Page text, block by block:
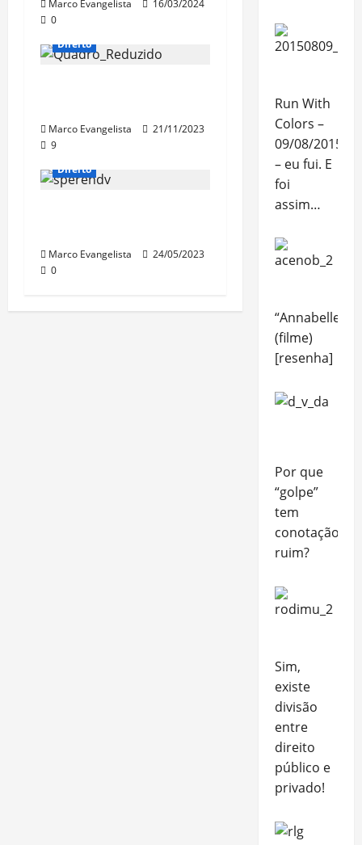
Marco Evangelista
16/03/2024
0
Direito
Marco Evangelista
21/11/2023
9
Direito
Marco Evangelista
24/05/2023
0
Run With
Colors –
09/08/2015
– eu fui. E
foi
assim…
“Annabelle”
(filme)
[resenha]
Por que
“golpe”
tem
conotação
ruim?
Sim,
existe
divisão
entre
direito
público e
privado!